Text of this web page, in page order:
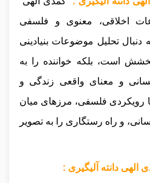
اخلاقی، معنوی و فلسفی
دنبال تحلیل موضوعات بنیادینی
است، بلکه خواننده را به
و معنای واقعی زندگی و
رویکردی فلسفی، مرزهای میان
و راه رستگاری را به تصویر
دانته آلیگیری :